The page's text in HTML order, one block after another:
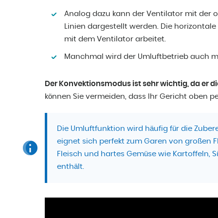
Analog dazu kann der Ventilator mit der
Linien dargestellt werden. Die
mit dem Ventilator arbeitet.
Manchmal wird der Umluftbetrieb auch
Der Konvektionsmodus ist sehr wichtig, da er
können Sie vermeiden, dass Ihr Gericht oben
Die Umluftfunktion wird häufig für die
eignet sich perfekt zum Garen von großen
Fleisch und hartes Gemüse wie Kartoffeln,
enthält.